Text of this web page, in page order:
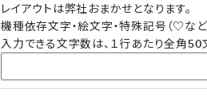
レイアウトは弊社おまかせとなります。
機種依存文字・絵文字・特殊記号（♡な
入力できる文字数は、１行あたり全角50